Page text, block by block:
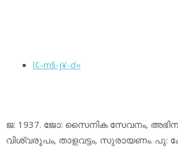
l¢-m§-j¥-d«
ജ: 1937. ജോ: സൈനിക സേവനം,
വിശ്വരൂപം, താളവട്ടം, സുരായണം. പു: